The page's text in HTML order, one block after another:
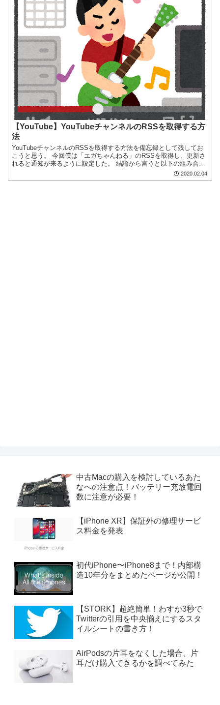
【YouTube】YouTubeチャンネルのRSSを取得する方
法
YouTubeチャンネルのRSSを取得する方法を備忘録として残してお
こうと思う。 今回僕は「エガちゃんねる」のRSSを取得し、更新さ
れると通知が来るように設定した。 結論から言うと以下の組み合わ
2020.02.04
中古Macの購入を検討しているあた
なへの注意点！バッテリー充放電回
数に注意が必要！
【iPhone XR】保証外の修理サービ
ス料金を発表
初代iPhone〜iPhone8まで！内部構
造10年分をまとめたページが公開！
【STORK】超絶簡単！わすか3秒で
Twitterの引用を中央揃えにするスタ
イルシートの書き方！
AirPodsの片耳をなくした場合、片
耳だけ購入できるかを調べてみた